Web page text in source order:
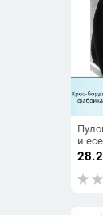
и